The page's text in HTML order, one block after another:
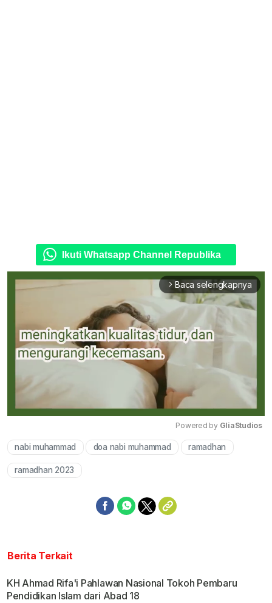
Ikuti Whatsapp Channel Republika
arrow_forward_ios Baca selengkapnya
Mute
Powered by GliaStudios
nabi muhammad doa nabi muhammad ramadhan
ramadhan 2023
Berita Terkait
KH Ahmad Rifa'i Pahlawan Nasional Tokoh Pembaru
Pendidikan Islam dari Abad 18